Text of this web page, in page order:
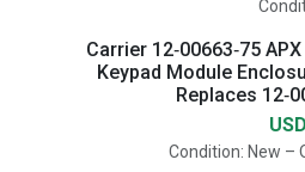
Carrier 12‑00663‑75
Keypad Module
Replaces
Condition: New